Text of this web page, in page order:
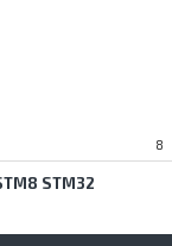
8
STM32